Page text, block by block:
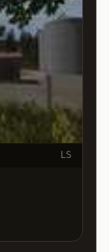
LS